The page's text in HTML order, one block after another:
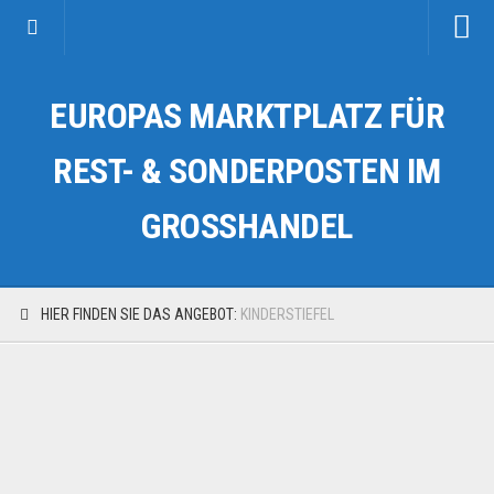
Kategorien
Auto & Motorrad
Fahrzeuge & Transport
EUROPAS MARKTPLATZ FÜR
REST- & SONDERPOSTEN IM
GROSSHANDEL
HIER FINDEN SIE DAS ANGEBOT: KINDERSTIEFEL